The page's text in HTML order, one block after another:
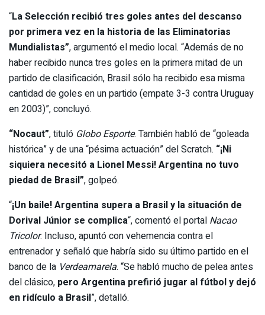
“La Selección recibió tres goles antes del descanso
por primera vez en la historia de las Eliminatorias
Mundialistas”, argumentó el medio local. “Además de no
haber recibido nunca tres goles en la primera mitad de un
partido de clasificación, Brasil sólo ha recibido esa misma
cantidad de goles en un partido (empate 3-3 contra Uruguay
en 2003)”, concluyó.
“Nocaut”, tituló Globo Esporte. También habló de “goleada
histórica” y de una “pésima actuación” del Scratch. “¡Ni
siquiera necesitó a Lionel Messi! Argentina no tuvo
piedad de Brasil”, golpeó.
“¡Un baile! Argentina supera a Brasil y la situación de
Dorival Júnior se complica“, comentó el portal Nacao
Tricolor. Incluso, apuntó con vehemencia contra el
entrenador y señaló que habría sido su último partido en el
banco de la Verdeamarela. “Se habló mucho de pelea antes
del clásico, pero Argentina prefirió jugar al fútbol y dejó
en ridículo a Brasil”, detalló.